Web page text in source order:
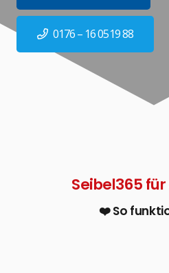
0176 – 16 0519 88
Seibel365
❤️ So